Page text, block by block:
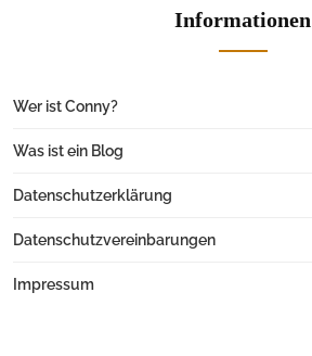
Informationen
Wer ist Conny?
Was ist ein Blog
Datenschutzerklärung
Datenschutzvereinbarungen
Impressum